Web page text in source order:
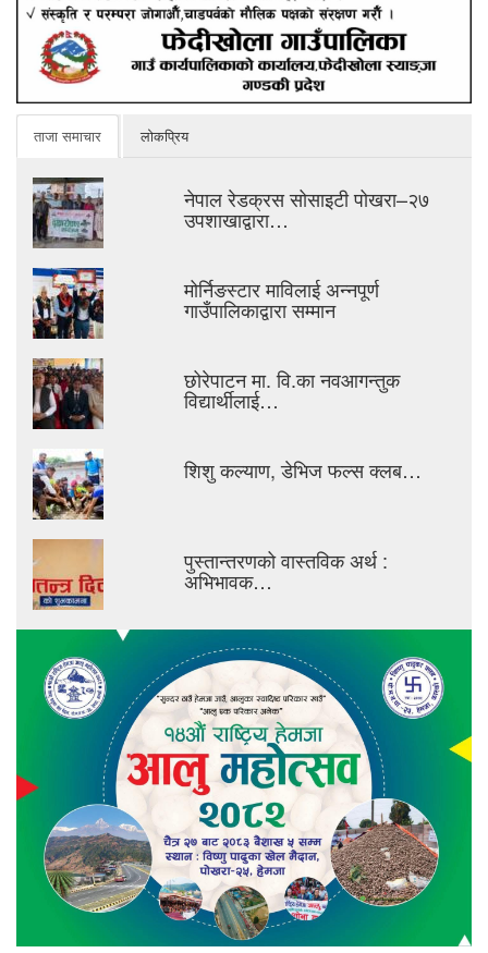
ताजा समाचार लोकप्रिय
नेपाल रेडक्रस सोसाइटी पोखरा–२७
उपशाखाद्वारा…
मोर्निङस्टार माविलाई अन्नपूर्ण
गाउँपालिकाद्वारा सम्मान
छोरेपाटन मा. वि.का नवआगन्तुक
विद्यार्थीलाई…
शिशु कल्याण, डेभिज फल्स क्लब…
पुस्तान्तरणको वास्तविक अर्थ :
अभिभावक…